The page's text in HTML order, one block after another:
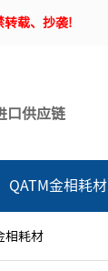
转载、抄袭!
口供应链
QATM金相耗材
相耗材